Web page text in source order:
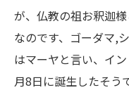
が、仏教の祖お釈迦
なのです、ゴーダマ,
はマーヤと言い、イ
月8日に誕生したそう